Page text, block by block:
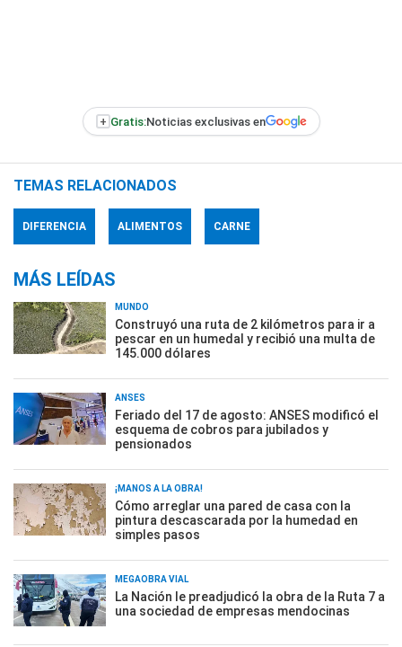
+ Gratis:Noticias exclusivas en
TEMAS RELACIONADOS
DIFERENCIA ALIMENTOS CARNE
MÁS LEÍDAS
MUNDO
Construyó una ruta de 2 kilómetros para ir a
pescar en un humedal y recibió una multa de
145.000 dólares
ANSES
Feriado del 17 de agosto: ANSES modificó el
esquema de cobros para jubilados y
pensionados
¡MANOS A LA OBRA!
Cómo arreglar una pared de casa con la
pintura descascarada por la humedad en
simples pasos
MEGAOBRA VIAL
La Nación le preadjudicó la obra de la Ruta 7 a
una sociedad de empresas mendocinas